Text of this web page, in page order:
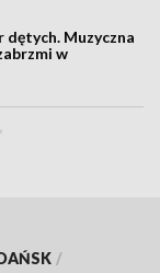
Muzyczna
w
/